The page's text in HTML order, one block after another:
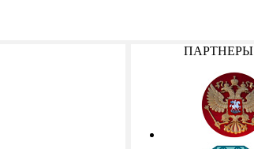
ПАРТНЕРЫ